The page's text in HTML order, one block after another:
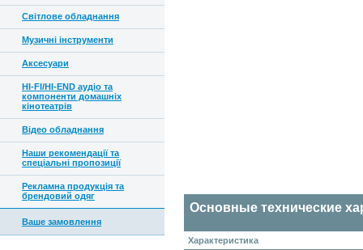
Світлове обладнання
Музичні інструменти
Аксесуари
HI-FI/HI-END аудіо та
компоненти домашніх
кінотеатрів
Відео обладнання
Наши рекомендації та
спеціальні пропозиції
Рекламна продукція та
брендовий одяг
Ваше замовлення
Основные технические
Характеристика